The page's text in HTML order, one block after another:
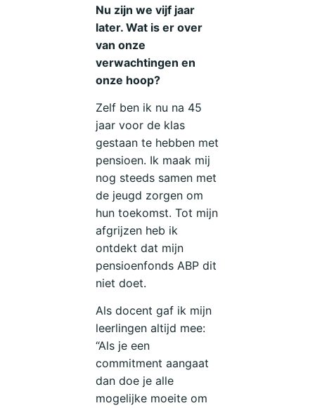
Nu zijn we vijf jaar
later. Wat is er over
van onze
verwachtingen en
onze hoop?
Zelf ben ik nu na 45
jaar voor de klas
gestaan te hebben met
pensioen. Ik maak mij
nog steeds samen met
de jeugd zorgen om
hun toekomst. Tot mijn
afgrijzen heb ik
ontdekt dat mijn
pensioenfonds ABP dit
niet doet.
Als docent gaf ik mijn
leerlingen altijd mee:
“Als je een
commitment aangaat
dan doe je alle
mogelijke moeite om